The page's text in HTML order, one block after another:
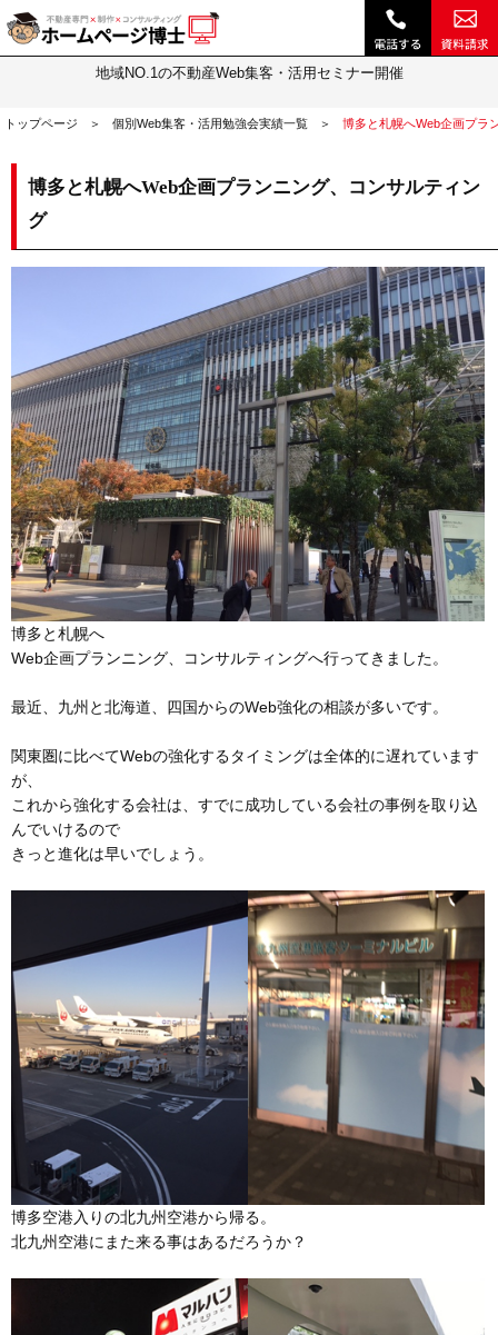
福岡：博多、北海道：札幌へWeb企画プランニング、コンサルティング｜不動産 ホームページ制作・動画作成やSEOは『ホームページ博士』(博士.com)
個別Web集客・活用勉強会実績
地域NO.1の不動産Web集客・活用セミナー開催
トップページ 個別Web集客・活用勉強会実績一覧 博多と札幌へWeb企画プラ
博多と札幌へWeb企画プランニング、コンサルティン
グ
博多と札幌へ
Web企画プランニング、コンサルティングへ行ってきました。
最近、九州と北海道、四国からのWeb強化の相談が多いです。
関東圏に比べてWebの強化するタイミングは全体的に遅れています
が、
これから強化する会社は、すでに成功している会社の事例を取り込
んでいけるので
きっと進化は早いでしょう。
博多空港入りの北九州空港から帰る。
北九州空港にまた来る事はあるだろうか？